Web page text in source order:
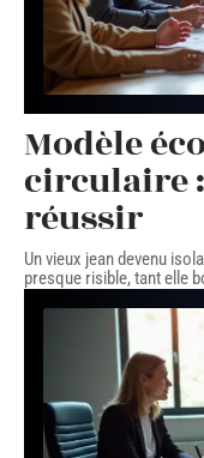
Modèle
circulaire
réussir
Un vieux jean devenu
presque risible, tant elle